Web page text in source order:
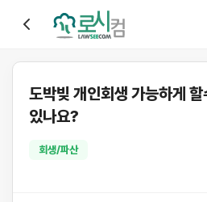
도박빚 개인회생 가능하게 할
있나요?
회생/파산